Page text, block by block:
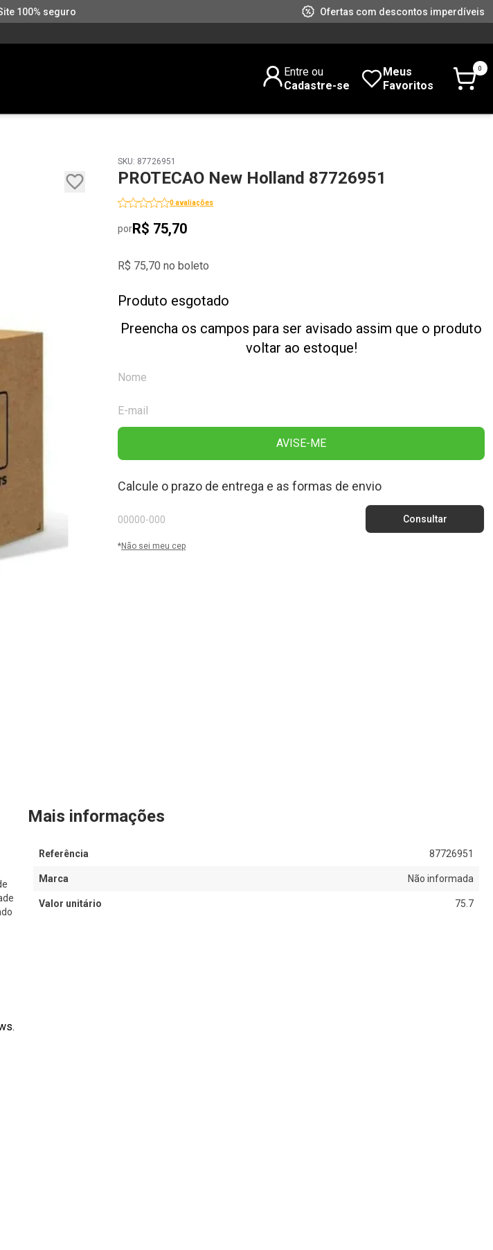
100% seguro
Ofertas com descontos imperdíveis
Entre ou
Cadastre-se
Meus
Favoritos
0
SKU: 87726951
PROTECAO New Holland 87726951
0 avaliações
porR$ 75,70
R$ 75,70 no boleto
Produto esgotado
Preencha os campos para ser avisado assim que o produto
voltar ao estoque!
AVISE-ME
Calcule o prazo de entrega e as formas de envio
*Não sei meu cep
Mais informações
Referência 87726951
Marca Não informada
Valor unitário 75.7